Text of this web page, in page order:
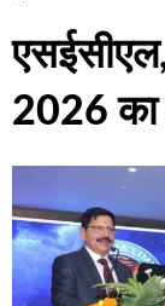
2026 का